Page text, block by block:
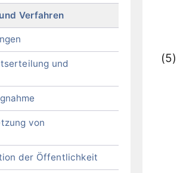
Verfahren
und
von
der Öffentlichkeit